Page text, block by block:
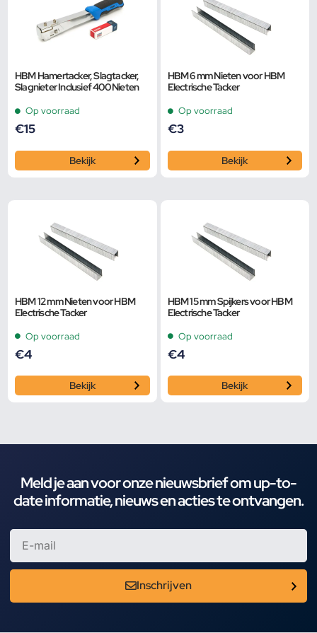
HBM Hamertacker, Slagtacker,
Slagnieter Inclusief 400 Nieten
Op voorraad
€15
Bekijk
HBM 6 mm Nieten voor HBM
Electrische Tacker
Op voorraad
€3
Bekijk
HBM 12 mm Nieten voor HBM
Electrische Tacker
Op voorraad
€4
Bekijk
HBM 15 mm Spijkers voor HBM
Electrische Tacker
Op voorraad
€4
Bekijk
Meld je aan voor onze nieuwsbrief om up-to-
date informatie, nieuws en acties te ontvangen.
Inschrijven